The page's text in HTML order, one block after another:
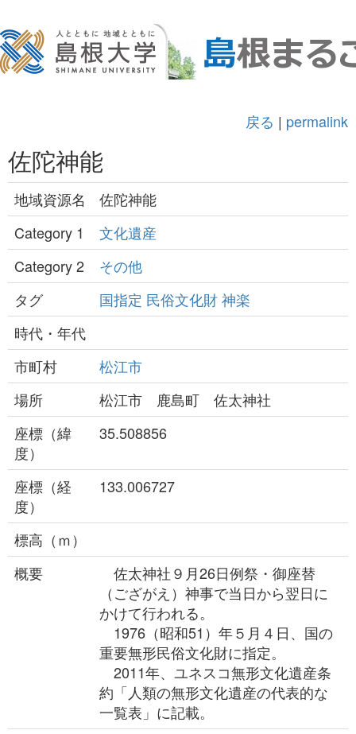
戻る | permalink
佐陀神能
地域資源名
佐陀神能
Category 1
文化遺産
Category 2
その他
タグ
国指定 民俗文化財神楽
時代・年代
市町村
松江市
場所
松江市 鹿島町 佐太神社
座標（緯
度）
35.508856
座標（経
度）
133.006727
標高（ｍ）
概要
佐太神社９月26日例祭・御座替
（ござがえ）神事で当日から翌日に
かけて行われる。
1976（昭和51）年５月４日、国の
重要無形民俗文化財に指定。
2011年、ユネスコ無形文化遺産条
約「人類の無形文化遺産の代表的な
一覧表」に記載。